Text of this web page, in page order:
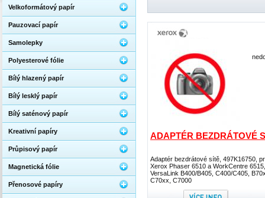
ADAPTÉR BEZDRÁTOVÉ
Adaptér bezdrátové sítě, 497K16750,
Xerox Phaser 6510 a WorkCentre 6515,
VersaLink B400/B405, C400/C405,
C70xx, C7000
Velkoformátový papír
Pauzovací papír
Samolepky
Polyesterové fólie
Bílý hlazený papír
Bílý lesklý papír
Bílý saténový papír
Kreativní papíry
Průpisový papír
Magnetická fólie
Přenosové papíry